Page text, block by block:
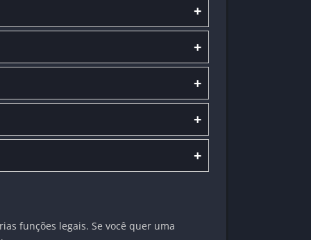
+
+
+
+
+
funções legais. Se você quer uma